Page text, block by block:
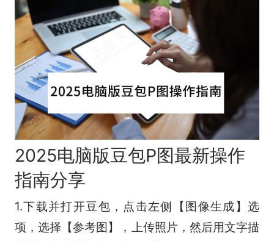
2025电脑版豆包P图最新操作
指南分享
1.下载并打开豆包，点击左侧【图像生成】选
项，选择【参考图】，上传照片，然后用文字描